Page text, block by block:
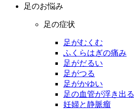
足のお悩み
足の症状
足がむくむ
ふくらはぎの痛み
足がだるい
足がつる
足がかゆい
足の血管が浮き出る
妊婦と静脈瘤